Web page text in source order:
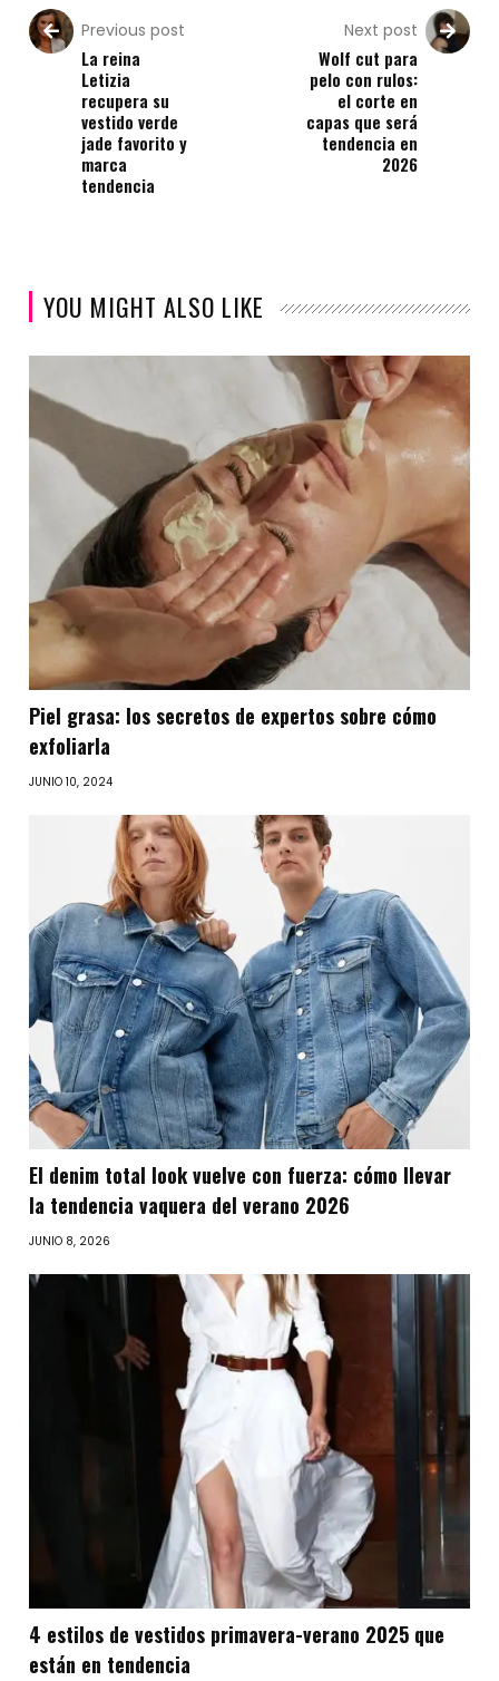
Previous post
La reina
Letizia
recupera su
vestido verde
jade favorito y
marca
tendencia
Next post
Wolf cut para
pelo con rulos:
el corte en
capas que será
tendencia en
2026
YOU MIGHT ALSO LIKE
Piel grasa: los secretos de expertos sobre cómo
exfoliarla
JUNIO 10, 2024
El denim total look vuelve con fuerza: cómo llevar
la tendencia vaquera del verano 2026
JUNIO 8, 2026
4 estilos de vestidos primavera-verano 2025 que
están en tendencia